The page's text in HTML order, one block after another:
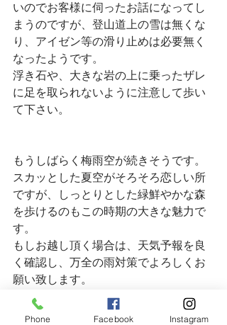
いのでお客様に伺ったお話になってし
まうのですが、登山道上の雪は無くな
り、アイゼン等の滑り止めは必要無く
なったようです。
浮き石や、大きな岩の上に乗ったザレ
に足を取られないように注意して歩い
て下さい。
もうしばらく梅雨空が続きそうです。
スカッとした夏空がそろそろ恋しい所
ですが、しっとりとした緑鮮やかな森
を歩けるのもこの時期の大きな魅力で
す。
もしお越し頂く場合は、天気予報を良
く確認し、万全の雨対策でよろしくお
願い致します。
Phone Facebook Instagram